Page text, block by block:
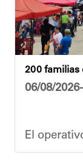
Yois
06/08/
El